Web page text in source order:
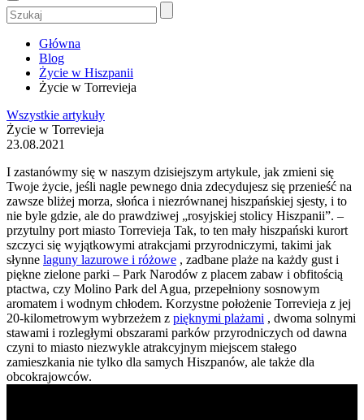
Główna
Blog
Życie w Hiszpanii
Życie w Torrevieja
Wszystkie artykuły
Życie w Torrevieja
23.08.2021
I zastanówmy się w naszym dzisiejszym artykule, jak zmieni się
Twoje życie, jeśli nagle pewnego dnia zdecydujesz się przenieść na
zawsze bliżej morza, słońca i niezrównanej hiszpańskiej sjesty, i to
nie byle gdzie, ale do prawdziwej „rosyjskiej stolicy Hiszpanii”. –
przytulny port miasto Torrevieja Tak, to ten mały hiszpański kurort
szczyci się wyjątkowymi atrakcjami przyrodniczymi, takimi jak
słynne laguny lazurowe i różowe , zadbane plaże na każdy gust i
piękne zielone parki – Park Narodów z placem zabaw i obfitością
ptactwa, czy Molino Park del Agua, przepełniony sosnowym
aromatem i wodnym chłodem. Korzystne położenie Torrevieja z jej
20-kilometrowym wybrzeżem z pięknymi plażami , dwoma solnymi
stawami i rozległymi obszarami parków przyrodniczych od dawna
czyni to miasto niezwykle atrakcyjnym miejscem stałego
zamieszkania nie tylko dla samych Hiszpanów, ale także dla
obcokrajowców.